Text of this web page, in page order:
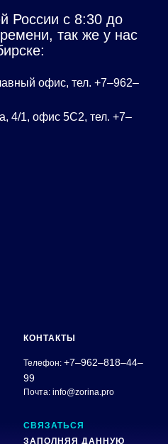
России с 8:30 до
так же у нас
офис, тел. +7‒962‒
4/1, офис 5С2, тел. +7‒
КОНТАКТЫ
Телефон: +7‒962‒818‒44‒
99
Почта: info@zorina.pro
СВЯЗАТЬСЯ
ЗАПОЛНЯЯ ДАННУЮ